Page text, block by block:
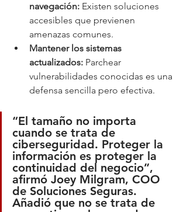
navegación: Existen soluciones
accesibles que previenen
amenazas comunes.
Mantener los sistemas
actualizados: Parchear
vulnerabilidades conocidas es una
defensa sencilla pero efectiva.
“El tamaño no importa
cuando se trata de
ciberseguridad. Proteger la
información es proteger la
continuidad del negocio”,
afirmó Joey Milgram, COO
de Soluciones Seguras.
Añadió que no se trata de